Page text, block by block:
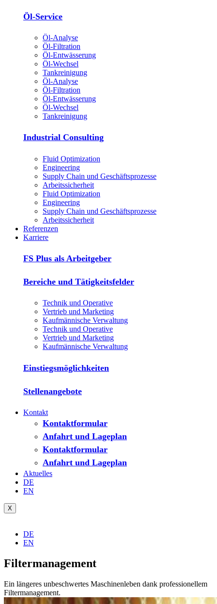
Öl-Service
Öl-Analyse
Öl-Filtration
Öl-Entwässerung
Öl-Wechsel
Tankreinigung
Öl-Analyse
Öl-Filtration
Öl-Entwässerung
Öl-Wechsel
Tankreinigung
Industrial Consulting
Fluid Optimization
Engineering
Supply Chain und Geschäftsprozesse
Arbeitssicherheit
Fluid Optimization
Engineering
Supply Chain und Geschäftsprozesse
Arbeitssicherheit
Referenzen
Karriere
FS Plus als Arbeitgeber
Bereiche und Tätigkeitsfelder
Technik und Operative
Vertrieb und Marketing
Kaufmännische Verwaltung
Technik und Operative
Vertrieb und Marketing
Kaufmännische Verwaltung
Einstiegsmöglichkeiten
Stellenangebote
Kontakt
Kontaktformular
Anfahrt und Lageplan
Kontaktformular
Anfahrt und Lageplan
Aktuelles
DE
EN
X
DE
EN
Filtermanagement
Ein längeres unbeschwertes Maschinenleben dank professionellem
Filtermanagement.